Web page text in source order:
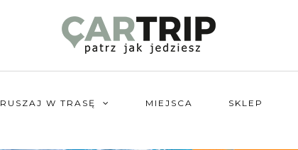
RUSZAJ W TRASĘ MIEJSCA SKLEP